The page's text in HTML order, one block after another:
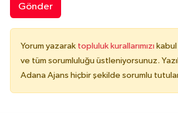
Gönder
Yorum yazarak topluluk kurallarımızı
ve tüm sorumluluğu üstleniyorsunuz.
Adana Ajans hiçbir şekilde sorumlu